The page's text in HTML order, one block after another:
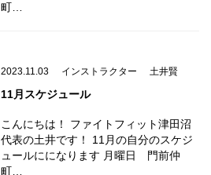
町…
2023.11.03 インストラクター 土井賢
11月スケジュール
こんにちは！ ファイトフィット津田沼
代表の土井です！ 11月の自分のスケジ
ュールにになります 月曜日 門前仲
町…